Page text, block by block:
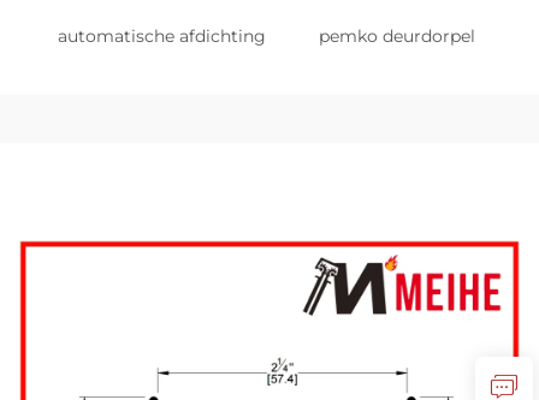
automatische afdichting pemko deurdorpel